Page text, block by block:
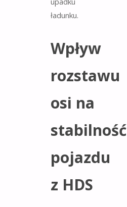
ładunku.
Wpływ
rozstawu
osi na
stabilność
pojazdu
z HDS